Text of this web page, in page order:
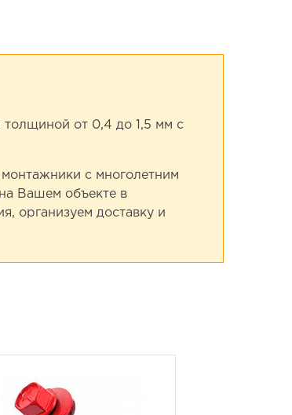
толщиной от 0,4 до 1,5 мм с
с многолетним
Вашем объекте в
организуем доставку и